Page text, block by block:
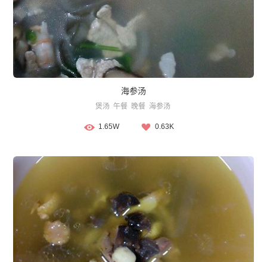
海参汤
煲汤 午餐 晚餐 海参汤
1.65W 0.63K